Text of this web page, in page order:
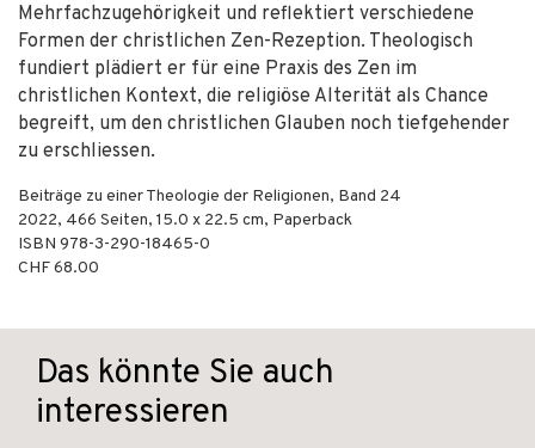
Mehrfachzugehörigkeit und reflektiert verschiedene
Formen der christlichen Zen-Rezeption. Theologisch
fundiert plädiert er für eine Praxis des Zen im
christlichen Kontext, die religiöse Alterität als Chance
begreift, um den christlichen Glauben noch tiefgehender
zu erschliessen.
Beiträge zu einer Theologie der Religionen, Band 24
2022, 466 Seiten, 15.0 x 22.5 cm, Paperback
ISBN 978-3-290-18465-0
CHF 68.00
Das könnte Sie auch
interessieren